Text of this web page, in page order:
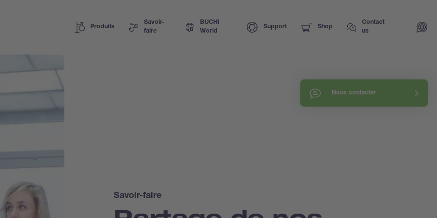
Produits
Savoir-
faire
BUCHI
World
Support Shop
Contact
us
Nous contacter
Savoir-faire